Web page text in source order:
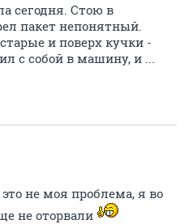
сегодня. Стою в
пакет непонятный.
и поверх кучки -
с собой в машину, и ...
не моя проблема, я во
не оторвали